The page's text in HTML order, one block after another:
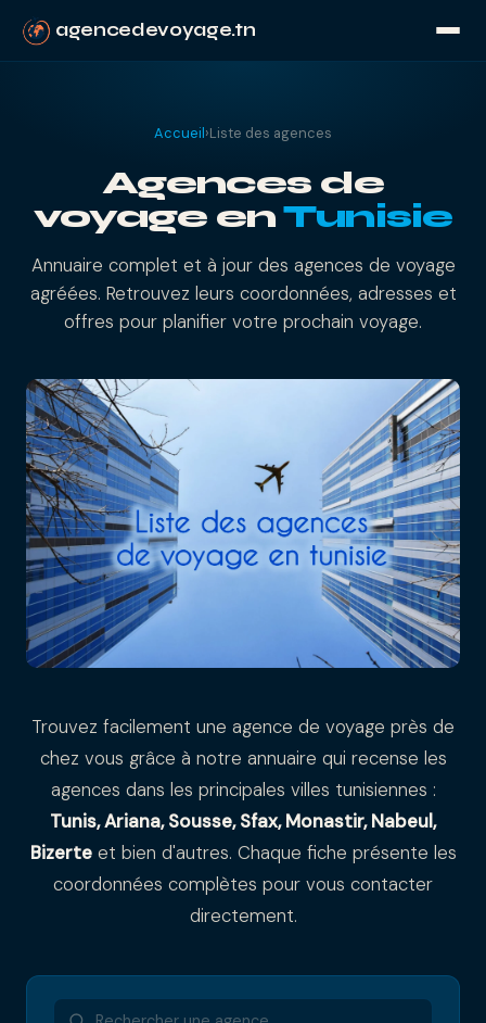
agencedevoyage.tn
Accueil›Liste des agences
Agences de
voyage enTunisie
Annuaire complet et à jour des agences de voyage
agréées. Retrouvez leurs coordonnées, adresses et
offres pour planifier votre prochain voyage.
Trouvez facilement une agence de voyage près de
chez vous grâce à notre annuaire qui recense les
agences dans les principales villes tunisiennes :
Tunis, Ariana, Sousse, Sfax, Monastir, Nabeul,
Bizerteet bien d'autres. Chaque fiche présente les
coordonnées complètes pour vous contacter
directement.